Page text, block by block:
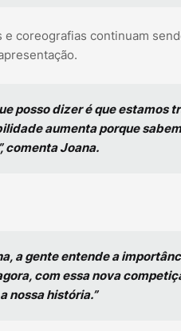
coreografias continuam
posso dizer é que estamos
aumenta porque
comenta Joana.
a gente entende a
com essa nova
nossa história.”